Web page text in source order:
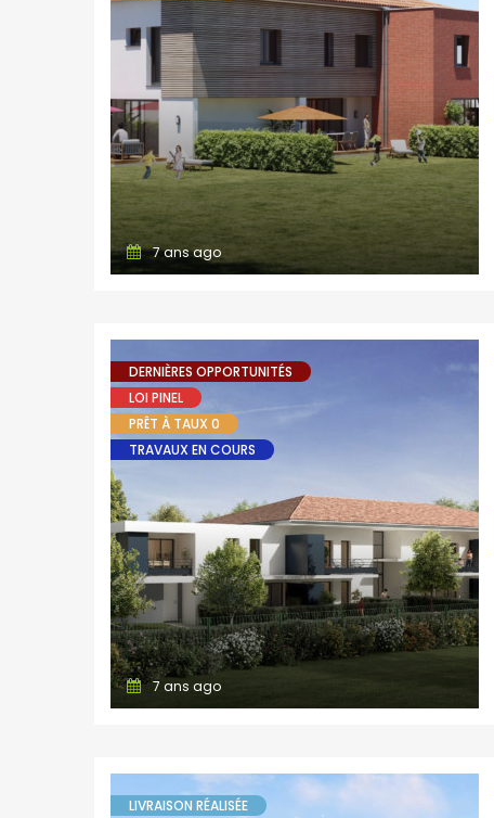
7 ans ago
DERNIÈRES OPPORTUNITÉS
LOI PINEL
PRÊT À TAUX 0
TRAVAUX EN COURS
7 ans ago
LIVRAISON RÉALISÉE